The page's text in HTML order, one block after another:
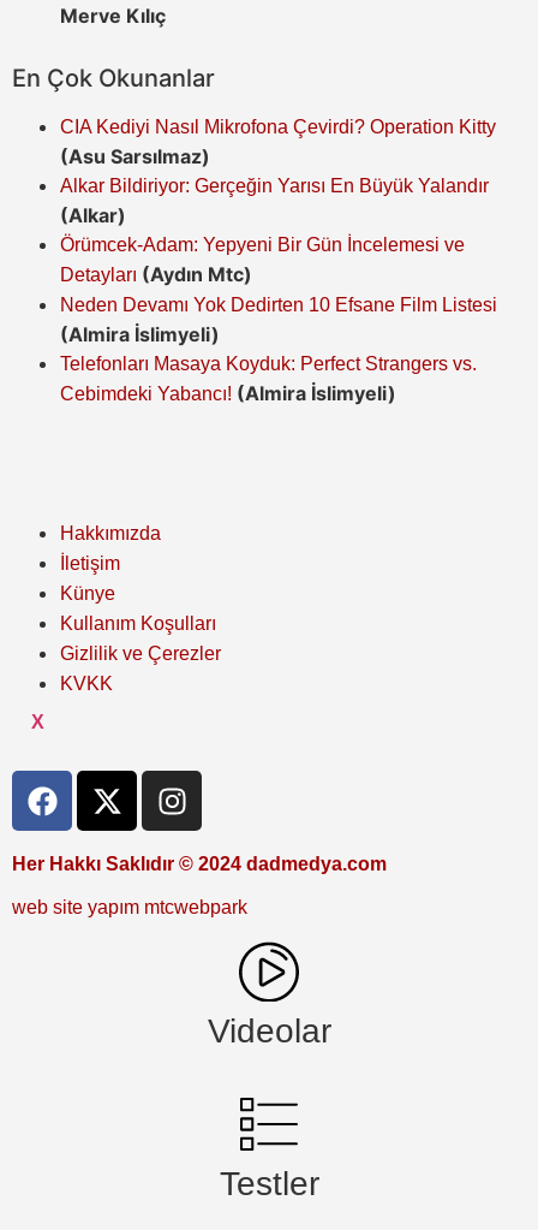
Merve Kılıç
En Çok Okunanlar
CIA Kediyi Nasıl Mikrofona Çevirdi? Operation Kitty
(Asu Sarsılmaz)
Alkar Bildiriyor: Gerçeğin Yarısı En Büyük Yalandır
(Alkar)
Örümcek-Adam: Yepyeni Bir Gün İncelemesi ve
Detayları (Aydın Mtc)
Neden Devamı Yok Dedirten 10 Efsane Film Listesi
(Almira İslimyeli)
Telefonları Masaya Koyduk: Perfect Strangers vs.
Cebimdeki Yabancı! (Almira İslimyeli)
Hakkımızda
İletişim
Künye
Kullanım Koşulları
Gizlilik ve Çerezler
KVKK
X
Her Hakkı Saklıdır © 2024 dadmedya.com
web site yapım mtcwebpark
Videolar
Testler